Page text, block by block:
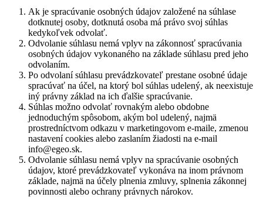
Ak je spracúvanie osobných údajov založené na súhlase
dotknutej osoby, dotknutá osoba má právo svoj súhlas
kedykoľvek odvolať.
Odvolanie súhlasu nemá vplyv na zákonnosť spracúvania
osobných údajov vykonaného na základe súhlasu pred jeho
odvolaním.
Po odvolaní súhlasu prevádzkovateľ prestane osobné údaje
spracúvať na účel, na ktorý bol súhlas udelený, ak neexistuje
iný právny základ na ich ďalšie spracúvanie.
Súhlas možno odvolať rovnakým alebo obdobne
jednoduchým spôsobom, akým bol udelený, najmä
prostredníctvom odkazu v marketingovom e-maile, zmenou
nastavení cookies alebo zaslaním žiadosti na e-mail
info@egeo.sk.
Odvolanie súhlasu nemá vplyv na spracúvanie osobných
údajov, ktoré prevádzkovateľ vykonáva na inom právnom
základe, najmä na účely plnenia zmluvy, splnenia zákonnej
povinnosti alebo ochrany právnych nárokov.